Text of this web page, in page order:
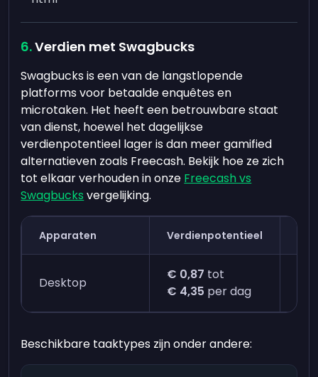
Verdien met Swagbucks
Swagbucks is een van de langstlopende
platforms voor betaalde enquêtes en
microtaken. Het heeft een betrouwbare staat
van dienst, hoewel het dagelijkse
verdienpotentieel lager is dan meer gamified
alternatieven zoals Freecash. Bekijk hoe ze zich
tot elkaar verhouden in onze Freecash vs
Swagbucks vergelijking.
Apparaten Verdienpotentieel
Desktop
€ 0,87 tot
€ 4,35 per dag
Beschikbare taaktypes zijn onder andere: